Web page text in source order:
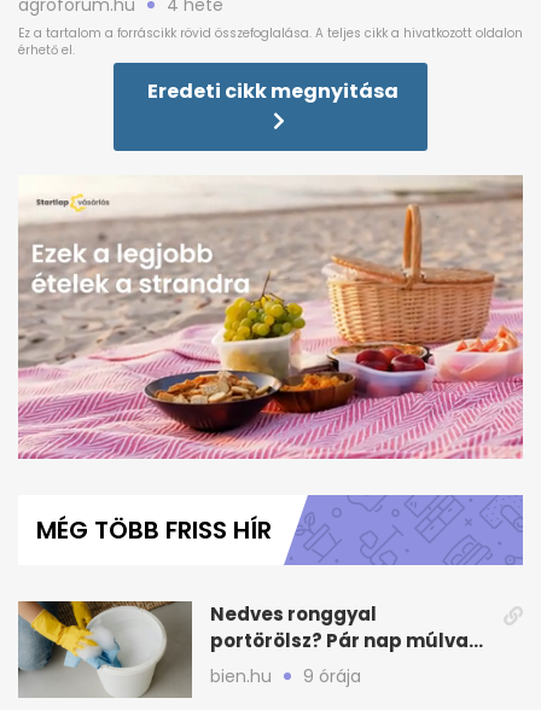
Eredeti cikk megnyitása
minute,
MÉG TÖBB FRISS HÍR
Nedves ronggyal
portörölsz? Pár nap múlva
ezért porosodik vissza a
bien.hu 9 órája